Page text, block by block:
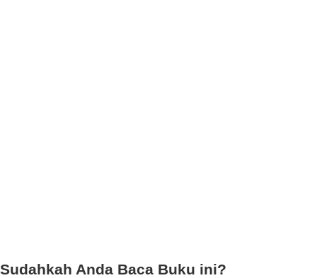
Sudahkah Anda Baca Buku ini?